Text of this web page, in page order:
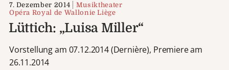
7. Dezember 2014
Musiktheater
Opéra Royal de Wallonie Liège
Lüttich: „Luisa Miller“
Vorstellung am 07.12.2014 (Dernière), Premiere am
26.11.2014